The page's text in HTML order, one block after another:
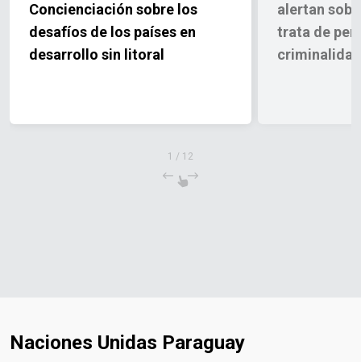
Concienciación sobre los
desafíos de los países en
desarrollo sin litoral
alertan
trata de
1 / 12
Naciones Unidas Paraguay